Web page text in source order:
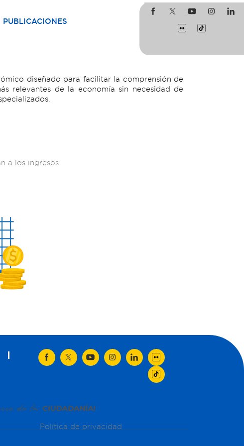
PUBLICACIONES
diseñado para facilitar la comprensión de
relevantes de la economía sin necesidad de
a los ingresos.
Política de privacidad